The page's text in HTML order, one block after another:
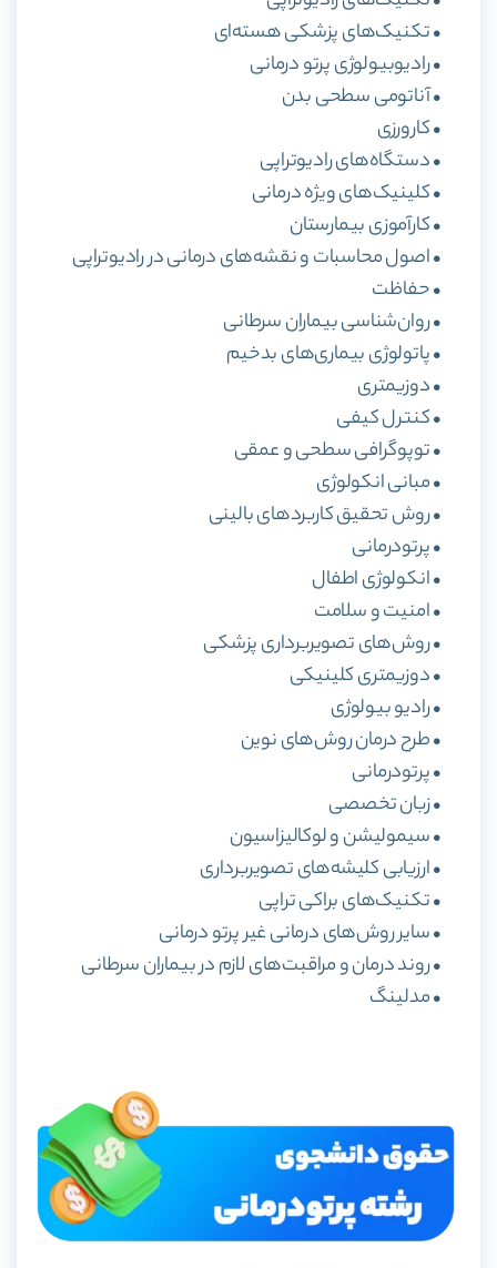
• تکنیک‌های پزشکی هسته‌ای
• رادیوبیولوژی پرتو درمانی
• آناتومی سطحی بدن
• کارورزی
• دستگاه‌های رادیوتراپی
• کلینیک‌های ویژه درمانی
• کارآموزی بیمارستان
• اصول محاسبات و نقشه‌های درمانی در رادیوتراپی
• حفاظت
• روان‌شناسی بیماران سرطانی
• پاتولوژی بیماری‌های بدخیم
• دوزیمتری
• کنترل کیفی
• توپوگرافی سطحی و عمقی
• مبانی انکولوژی
• روش تحقیق کاربرد‌های بالینی
• پرتودرمانی
• انکولوژی اطفال
• امنیت و سلامت
• روش‌های تصویربرداری پزشکی
• دوزیمتری کلینیکی
• رادیو بیولوژی
• طرح درمان روش‌های نوین
• پرتودرمانی
• زبان تخصصی
• سیمولیشن و لوکالیزاسیون
• ارزیابی کلیشه‌های تصویربرداری
• تکنیک‌های براکی تراپی
• سایر روش‌های درمانی غیر پرتو درمانی
• روند درمان و مراقبت‌های لازم در بیماران سرطانی
• مدلینگ